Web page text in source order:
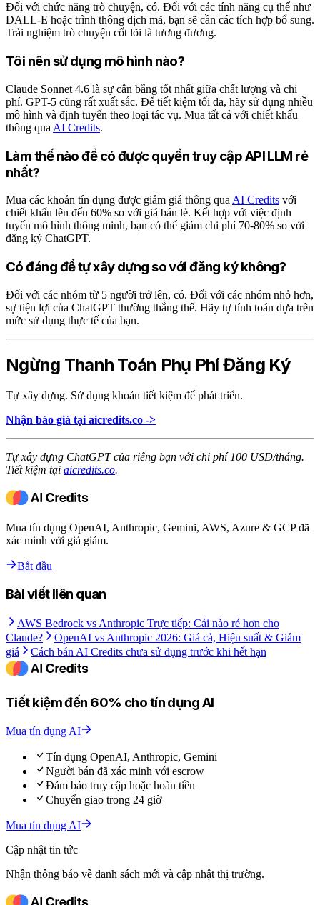
Đối với chức năng trò chuyện, có. Đối với các tính năng cụ thể như
DALL-E hoặc trình thông dịch mã, bạn sẽ cần các tích hợp bổ sung.
Trải nghiệm trò chuyện cốt lõi là tương đương.
Tôi nên sử dụng mô hình nào?
Claude Sonnet 4.6 là sự cân bằng tốt nhất giữa chất lượng và chi
phí. GPT-5 cũng rất xuất sắc. Để tiết kiệm tối đa, hãy sử dụng nhiều
mô hình và định tuyến theo loại tác vụ. Mua tất cả với chiết khấu
thông qua AI Credits.
Làm thế nào để có được quyền truy cập API LLM rẻ
nhất?
Mua các khoản tín dụng được giảm giá thông qua AI Credits với
chiết khấu lên đến 60% so với giá bán lẻ. Kết hợp với việc định
tuyến mô hình thông minh, bạn có thể giảm chi phí 70-80% so với
đăng ký ChatGPT.
Có đáng để tự xây dựng so với đăng ký không?
Đối với các nhóm từ 5 người trở lên, có. Đối với các nhóm nhỏ hơn,
sự tiện lợi của ChatGPT thường thắng thế. Hãy tự tính toán dựa trên
mức sử dụng thực tế của bạn.
Ngừng Thanh Toán Phụ Phí Đăng Ký
Tự xây dựng. Sử dụng khoản tiết kiệm để phát triển.
Nhận báo giá tại aicredits.co ->
Tự xây dựng ChatGPT của riêng bạn với chi phí 100 USD/tháng.
Tiết kiệm tại aicredits.co.
Mua tín dụng OpenAI, Anthropic, Gemini, AWS, Azure & GCP đã
xác minh với giá giảm.
Bắt đầu
Bài viết liên quan
AWS Bedrock vs Anthropic Trực tiếp: Cái nào rẻ hơn cho
Claude?
OpenAI vs Anthropic 2026: Giá cả, Hiệu suất & Giảm
giá
Cách bán AI Credits chưa sử dụng trước khi hết hạn
Tiết kiệm đến 60% cho tín dụng AI
Mua tín dụng AI
Tín dụng OpenAI, Anthropic, Gemini
Người bán đã xác minh với escrow
Đảm bảo truy cập hoặc hoàn tiền
Chuyển giao trong 24 giờ
Mua tín dụng AI
Cập nhật tin tức
Nhận thông báo về danh sách mới và cập nhật thị trường.